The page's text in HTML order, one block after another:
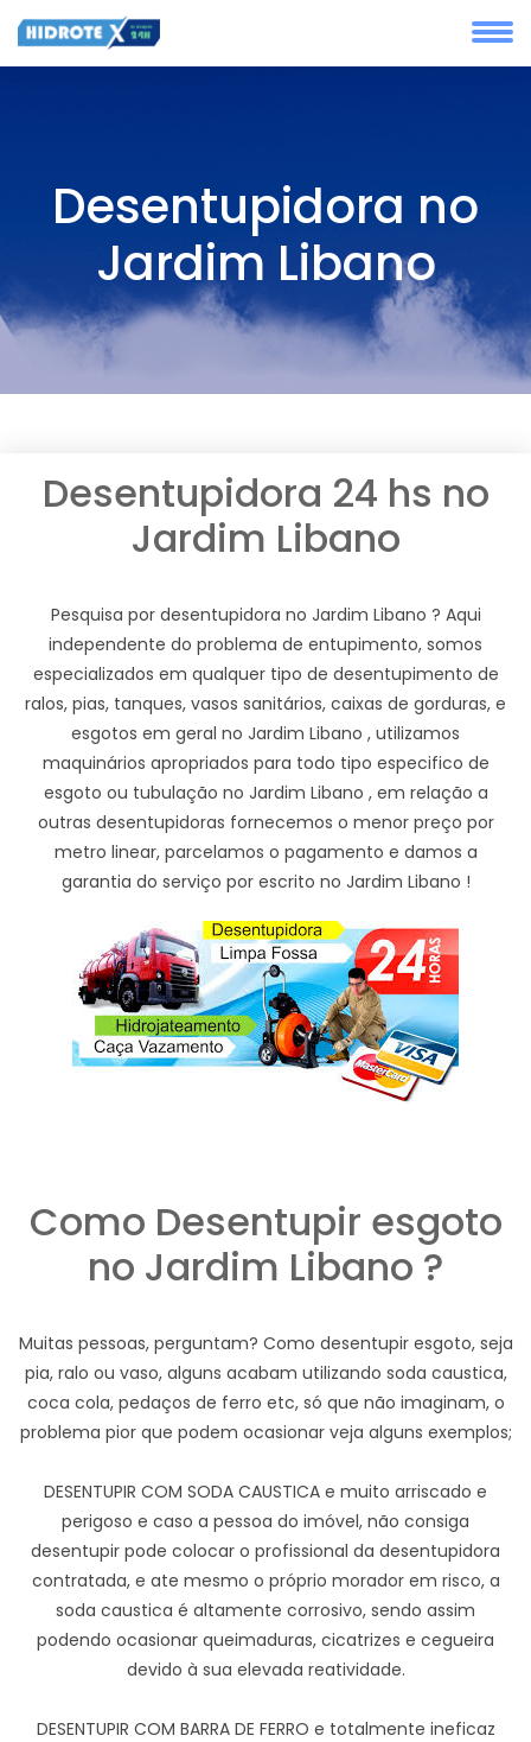
Desentupidora no
Jardim Libano
Desentupidora 24 hs no
Jardim Libano
Pesquisa por desentupidora no Jardim Libano ? Aqui
independente do problema de entupimento, somos
especializados em qualquer tipo de desentupimento de
ralos, pias, tanques, vasos sanitários, caixas de gorduras, e
esgotos em geral no Jardim Libano , utilizamos
maquinários apropriados para todo tipo especifico de
esgoto ou tubulação no Jardim Libano , em relação a
outras desentupidoras fornecemos o menor preço por
metro linear, parcelamos o pagamento e damos a
garantia do serviço por escrito no Jardim Libano !
Como Desentupir esgoto
no Jardim Libano ?
Muitas pessoas, perguntam? Como desentupir esgoto, seja
pia, ralo ou vaso, alguns acabam utilizando soda caustica,
coca cola, pedaços de ferro etc, só que não imaginam, o
problema pior que podem ocasionar veja alguns exemplos;
DESENTUPIR COM SODA CAUSTICA e muito arriscado e
perigoso e caso a pessoa do imóvel, não consiga
desentupir pode colocar o profissional da desentupidora
contratada, e ate mesmo o próprio morador em risco, a
soda caustica é altamente corrosivo, sendo assim
podendo ocasionar queimaduras, cicatrizes e cegueira
devido à sua elevada reatividade.
DESENTUPIR COM BARRA DE FERRO e totalmente ineficaz